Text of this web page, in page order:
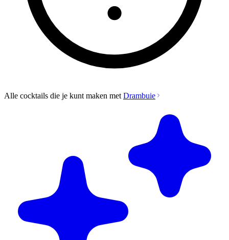
Alle cocktails die je kunt maken met Drambuie